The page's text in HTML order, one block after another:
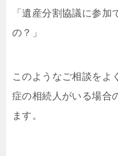
「遺産分割協議に参
の？」
このようなご相談をよ
症の相続人がいる場合
ます。